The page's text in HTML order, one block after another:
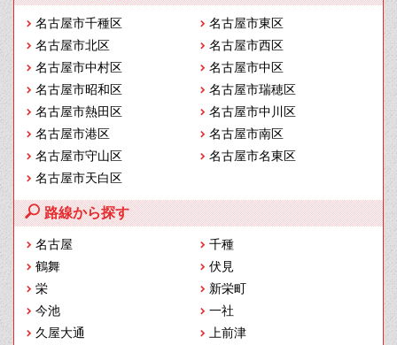
名古屋市千種区
名古屋市東区
名古屋市北区
名古屋市西区
名古屋市中村区
名古屋市中区
名古屋市昭和区
名古屋市瑞穂区
名古屋市熱田区
名古屋市中川区
名古屋市港区
名古屋市南区
名古屋市守山区
名古屋市名東区
名古屋市天白区
路線から探す
名古屋
千種
鶴舞
伏見
栄
新栄町
今池
一社
久屋大通
上前津